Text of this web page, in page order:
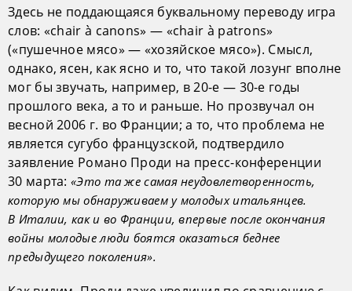
Здесь не поддающаяся буквальному переводу игра
слов: «chair à canons» — «chair à patrons»
(«пушечное мясо» — «хозяйское мясо»). Смысл,
однако, ясен, как ясно и то, что такой лозунг вполне
мог бы звучать, например, в 20-е — 30-е годы
прошлого века, а то и раньше. Но прозвучал он
весной 2006 г. во Франции; а то, что проблема не
является сугубо французской, подтвердило
заявление Романо Проди на пресс-конференции
30 марта: «Это та же самая неудовлетворенность,
которую мы обнаруживаем у молодых итальянцев.
В Италии, как и во Франции, впервые после окончания
войны молодые люди боятся оказаться беднее
предыдущего поколения».